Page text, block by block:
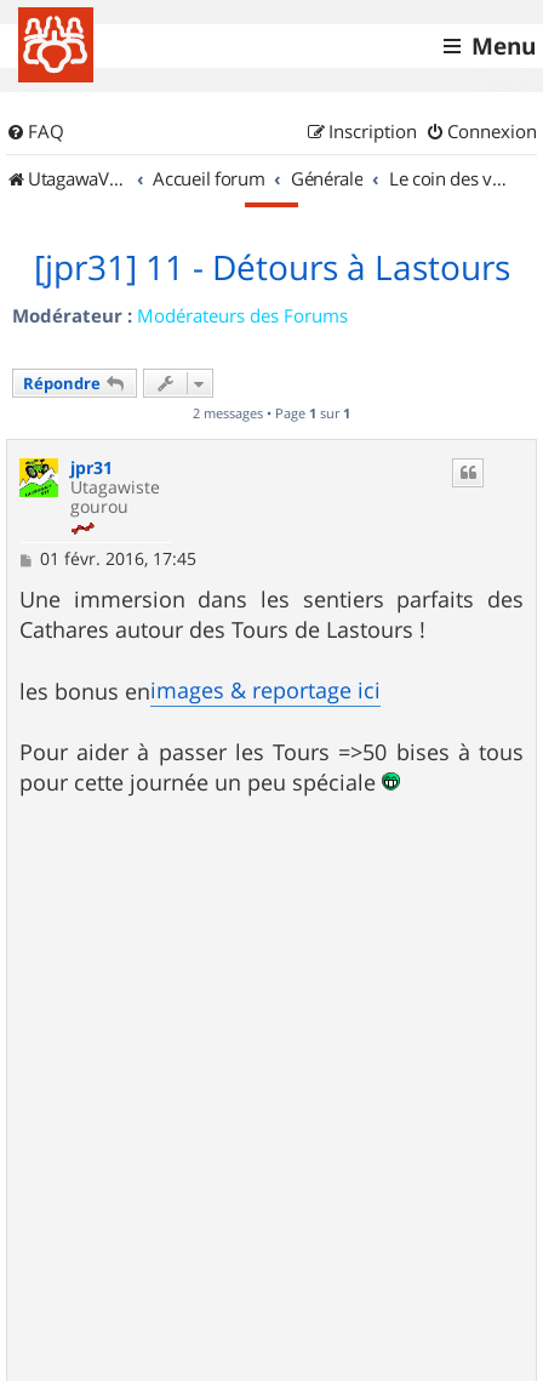
Menu
FAQ Connexion
Inscription
UtagawaVTT (Randos VTT et VTTAE avec traces GPS)
Accueil forum Générale Le coin des vidéastes
[jpr31] 11 - Détours à Lastours
Modérateur : Modérateurs des Forums
Répondre
2 messages • Page 1 sur 1
jpr31
Utagawiste
gourou
M
s
s
a
01 févr. 2016, 17:45
Une immersion dans les sentiers parfaits des
Cathares autour des Tours de Lastours !
les bonus enimages & reportage ici
Pour aider à passer les Tours =>50 bises à tous
pour cette journée un peu spéciale